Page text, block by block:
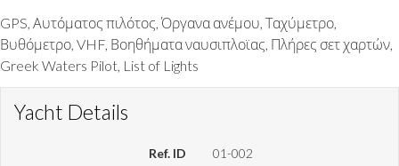
GPS, Αυτόματος πιλότος, Όργανα ανέμου, Ταχύμετρο,
Βυθόμετρο, VHF, Βοηθήματα ναυσιπλοϊας, Πλήρες σετ χαρτών,
Greek Waters Pilot, List of Lights
Yacht Details
Ref. ID
01-002